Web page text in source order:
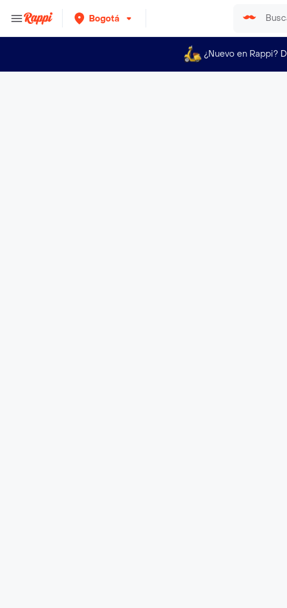
Bogotá
¿Nuevo en Rappi?